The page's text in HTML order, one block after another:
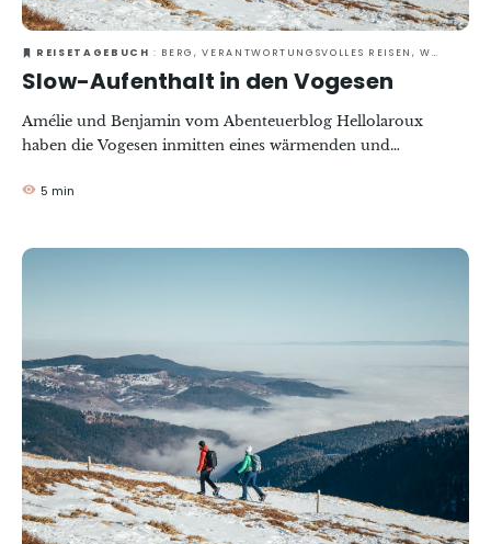
REISETAGEBUCH : BERG, VERANTWORTUNGSVOLLES REISEN, WELLNESS, ZU ZWEIT
Slow-Aufenthalt in den Vogesen
Amélie und Benjamin vom Abenteuerblog Hellolaroux
haben die Vogesen inmitten eines wärmenden und
prägten ihren Aufenthalt, der reich an Entdeckungen war.
5 min